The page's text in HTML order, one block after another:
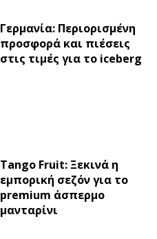
Γερμανία: Περιορισμένη
προσφορά και πιέσεις
στις τιμές για το iceberg
Tango Fruit: Ξεκινά η
εμπορική σεζόν για το
premium άσπερμο
μανταρίνι